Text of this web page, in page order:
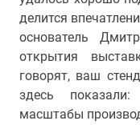
делится
основатель
открытия
говорят, ваш
здесь
масштабы